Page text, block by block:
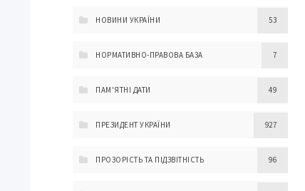
НОВИНИ УКРАЇНИ 53
НОРМАТИВНО-ПРАВОВА БАЗА 7
ПАМ'ЯТНІ ДАТИ 49
ПРЕЗИДЕНТ УКРАЇНИ 927
ПРОЗОРІСТЬ ТА ПІДЗВІТНІСТЬ 96